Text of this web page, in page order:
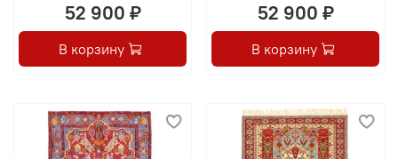
52 900 ₽
В корзину
52 900 ₽
В корзину